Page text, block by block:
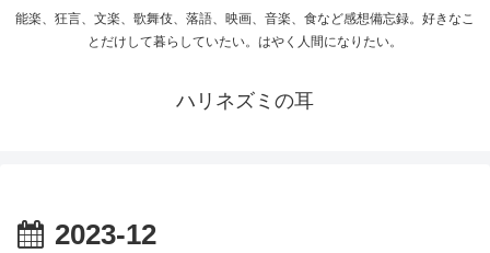
能楽、狂言、文楽、歌舞伎、落語、映画、音楽、食など感想備忘録。好きなこ
とだけして暮らしていたい。はやく人間になりたい。
ハリネズミの耳
2023-12